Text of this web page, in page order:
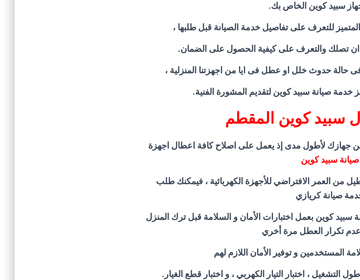
سبيد كوين الخاص بك.
للتعرف على تفاصيل خدمة الصيانة قبل طلبها ،
ان تصلك والتعرف على كيفية الحصول على الضمان.
حالة حدوث خلل او عطل فى ايا من اجهزتنا المنزلية ،
صيانة سبيد كوين لتقديم المشورة الفنية.
سبيد كوين المقطم
جهازك لأطول مدى إذ يعمل على اصلاح كافة اعطال اجهزة
صيانة سبيد كوين
من العمر الافتراضي للأجهزة الكهربائية ، فيمكنك طلب
صيانة كريازي
سبيد كوين بعمل اختبارات الأمان و السلامة قبل ترك المنزل
عدم تكرار العطل مرة أخري
المستخدمين و توفير الأمان اللازم لهم
التشغيل ، اختبار التيار الكهربي ، و اختبار قطع الغيار.